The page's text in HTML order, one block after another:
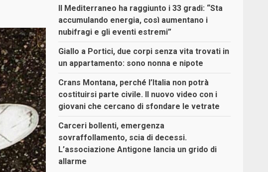
Il Mediterraneo ha raggiunto i 33 gradi: “Sta
accumulando energia, così aumentano i
nubifragi e gli eventi estremi”
Giallo a Portici, due corpi senza vita trovati in
un appartamento: sono nonna e nipote
Crans Montana, perché l’Italia non potrà
costituirsi parte civile. Il nuovo video con i
giovani che cercano di sfondare le vetrate
Carceri bollenti, emergenza
sovraffollamento, scia di decessi.
L’associazione Antigone lancia un grido di
allarme